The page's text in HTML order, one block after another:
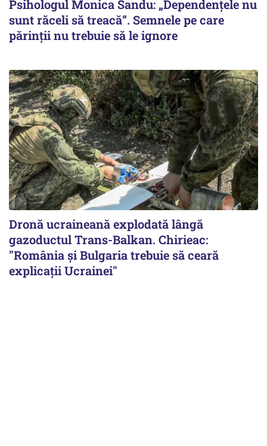
Psihologul Monica Sandu: „Dependențele nu
sunt răceli să treacă”. Semnele pe care
părinții nu trebuie să le ignore
Dronă ucraineană explodată lângă
gazoductul Trans-Balkan. Chirieac:
"România și Bulgaria trebuie să ceară
explicații Ucrainei"